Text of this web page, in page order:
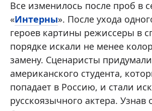
Все изменилось после проб в
«Интерны». После ухода
героев картины режиссеры в
порядке искали не менее
замену. Сценаристы
американского студента,
попадает в Россию, и стали
русскоязычного актера. Узнав